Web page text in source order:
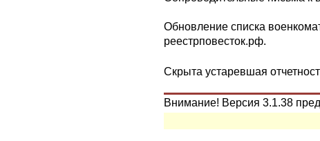
Обновление списка
реестрповесток.рф.
Скрыта устаревшая
Внимание! Версия 3.1.38